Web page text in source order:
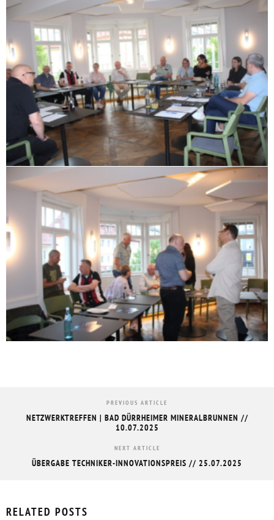
PREVIOUS ARTICLE
NETZWERKTREFFEN | BAD DÜRRHEIMER MINERALBRUNNEN //
10.07.2025
NEXT ARTICLE
ÜBERGABE TECHNIKER-INNOVATIONSPREIS // 25.07.2025
RELATED POSTS